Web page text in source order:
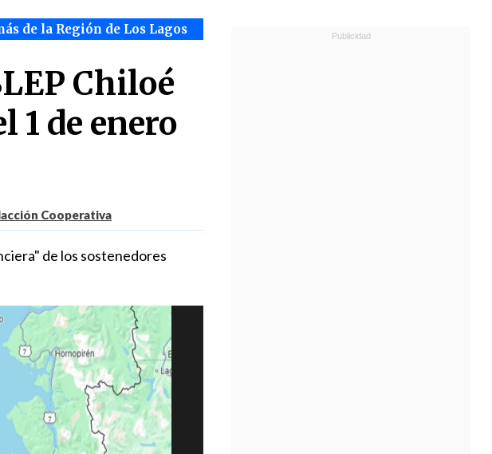
de la Región de Los Lagos
Chiloé
1 de enero
Cooperativa
de los sostenedores